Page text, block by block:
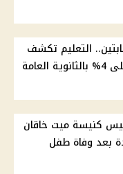
التعليم تكشف
كنيسة ميت خاقان
بعد وفاة طفل